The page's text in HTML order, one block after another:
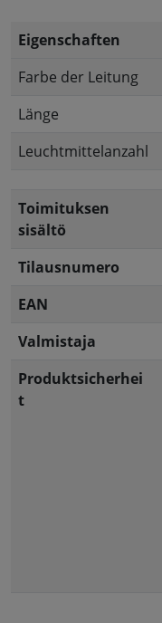
Eigenschaften
Farbe der Leitung
Länge
Leuchtmittelanzahl
Toimituksen
sisältö
Tilausnumero
EAN
Valmistaja
Produktsicherhei
t